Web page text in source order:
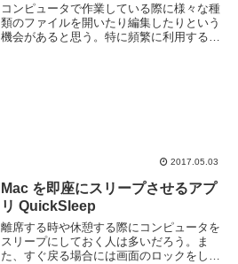
コンピュータで作業している際に様々な種
類のファイルを開いたり編集したりという
機会があると思う。特に頻繁に利用するフ
2017.05.03
Mac を即座にスリープさせるアプ
リ QuickSleep
離席する時や休憩する際にコンピュータを
スリープにしておく人は多いだろう。ま
た、すぐ戻る場合には画面のロックをした